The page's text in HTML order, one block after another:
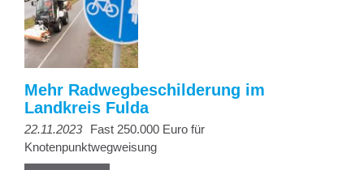
Mehr Radwegbeschilderung im
Landkreis Fulda
22.11.2023
Fast 250.000 Euro für
Knotenpunktwegweisung